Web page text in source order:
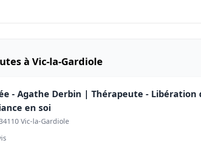
à Vic-la-Gardiole
- Agathe Derbin | Thérapeute - Libération
en soi
Vic-la-Gardiole